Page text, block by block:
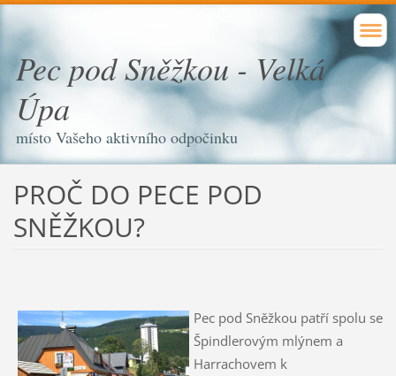
Pec pod Sněžkou - Velká
Úpa
místo Vašeho aktivního odpočinku
PROČ DO PECE POD
SNĚŽKOU?
Pec pod Sněžkou patří spolu se
Špindlerovým mlýnem a
Harrachovem k